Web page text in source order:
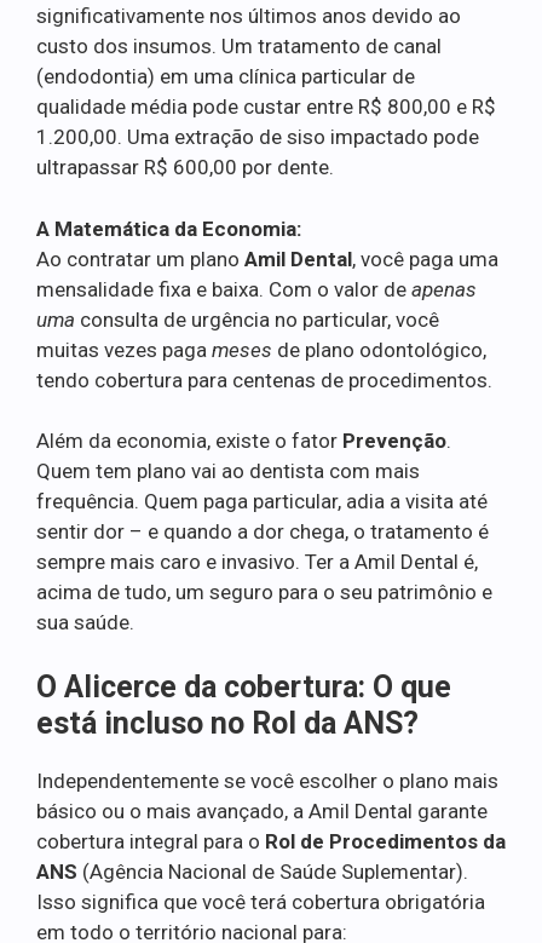
significativamente nos últimos anos devido ao
custo dos insumos. Um tratamento de canal
(endodontia) em uma clínica particular de
qualidade média pode custar entre R$ 800,00 e R$
1.200,00. Uma extração de siso impactado pode
ultrapassar R$ 600,00 por dente.
A Matemática da Economia:
Ao contratar um plano Amil Dental, você paga uma
mensalidade fixa e baixa. Com o valor de apenas
uma consulta de urgência no particular, você
muitas vezes paga meses de plano odontológico,
tendo cobertura para centenas de procedimentos.
Além da economia, existe o fator Prevenção.
Quem tem plano vai ao dentista com mais
frequência. Quem paga particular, adia a visita até
sentir dor – e quando a dor chega, o tratamento é
sempre mais caro e invasivo. Ter a Amil Dental é,
acima de tudo, um seguro para o seu patrimônio e
sua saúde.
O Alicerce da cobertura: O que
está incluso no Rol da ANS?
Independentemente se você escolher o plano mais
básico ou o mais avançado, a Amil Dental garante
cobertura integral para o Rol de Procedimentos da
ANS (Agência Nacional de Saúde Suplementar).
Isso significa que você terá cobertura obrigatória
em todo o território nacional para: